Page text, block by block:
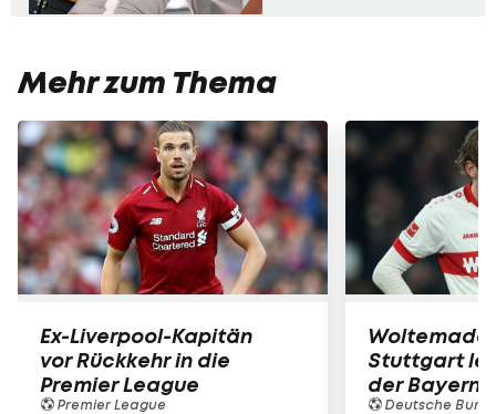
Mehr zum Thema
Ex-Liverpool-Kapitän
vor Rückkehr in die
Premier League
Premier League
Stuttgart
der Bayern
Deutsche